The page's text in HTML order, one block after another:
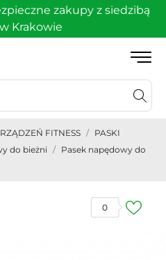
zakupy z siedzibą
Krakowie
FITNESS
PASKI
do bieżni
Pasek napędowy do
0